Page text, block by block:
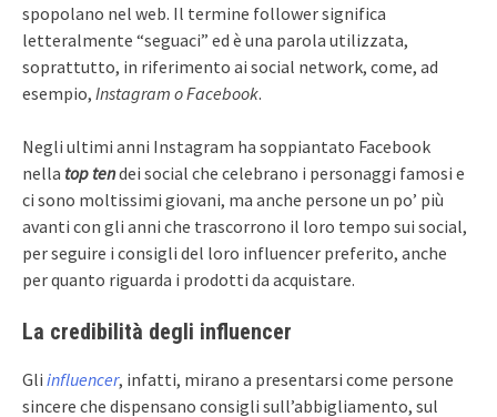
spopolano nel web. Il termine follower significa
letteralmente “seguaci” ed è una parola utilizzata,
soprattutto, in riferimento ai social network, come, ad
esempio, Instagram o Facebook.
Negli ultimi anni Instagram ha soppiantato Facebook
nella top tendei social che celebrano i personaggi famosi e
ci sono moltissimi giovani, ma anche persone un po’ più
avanti con gli anni che trascorrono il loro tempo sui social,
per seguire i consigli del loro influencer preferito, anche
per quanto riguarda i prodotti da acquistare.
La credibilità degli influencer
Gli influencer, infatti, mirano a presentarsi come persone
sincere che dispensano consigli sull’abbigliamento, sul